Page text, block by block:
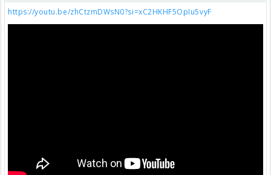
https://youtu.be/zhCtzmDWsN0?si=xC2HKHF5OpIu5vyF